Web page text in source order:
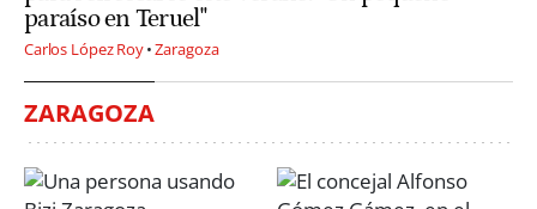
paraíso en Teruel"
Carlos López Roy Zaragoza
ZARAGOZA